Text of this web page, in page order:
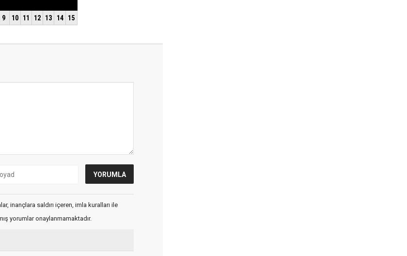
inançlara saldırı içeren, imla kuralları ile
yorumlar onaylanmamaktadır.